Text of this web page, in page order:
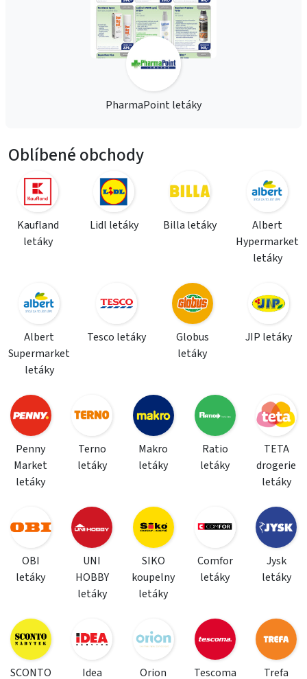
PharmaPoint letáky
Oblíbené obchody
Kaufland
letáky
Lidl letáky Billa letáky
Albert
Hypermarket
letáky
Albert
Supermarket
letáky
Tesco letáky
Globus
letáky
JIP letáky
Penny
Market
letáky
Terno
letáky
Makro
letáky
Ratio
letáky
TETA
drogerie
letáky
OBI
letáky
UNI
HOBBY
letáky
SIKO
koupelny
letáky
Comfor
letáky
Jysk
letáky
SCONTO Idea Orion Tescoma Trefa